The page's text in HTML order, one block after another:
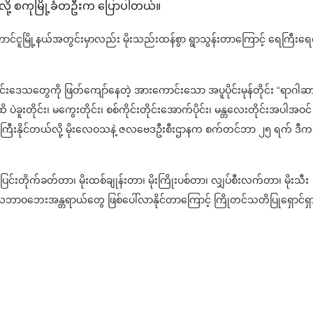
စကုမြို့ခံတဦးက ပြောပါတယ်။
ာင်ငူမြို့နယ်အတွင်းမှာလည်း မိုးသည်းထန်စွာ ရွာသွန်းတာကြောင့် ရေကြီးရ
ေသတွေကို ဖြတ်ကျော်နေတဲ့ အားကောင်းသော အပူပိုင်းမုန်တိုင်း “ရာဂါဆ
းတိုင်း၊ မကွေးတိုင်း၊ စစ်ကိုင်းတိုင်းအောက်ပိုင်း၊ မန္တလေးတိုင်းအပါအဝင်
မိုးကြီးနိုင်တယ်လို့ မိုးလေဝသနဲ့ ဇလဗေဒဦးစီးဌာနက စက်တင်ဘာ ၂၅ ရက် ဒီက
င်းတိုက်ခတ်တာ၊ မိုးထစ်ချုန်းတာ၊ မိုးကြိုးပစ်တာ၊ လျှပ်စီးလက်တာ၊ မိုးသီး
ဘာဝဘေးအန္တရာယ်တွေ ဖြစ်ပေါ်လာနိုင်တာကြောင့် ကြိုတင်သတိပြုရှောင်ရှ